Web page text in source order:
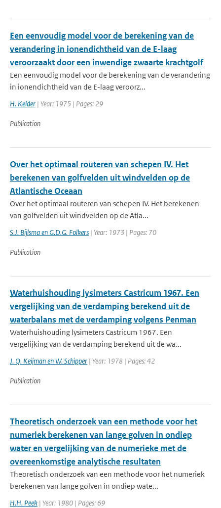
Een eenvoudig model voor de berekening van de
verandering in ionendichtheid van de E-laag
veroorzaakt door een inwendige zwaarte krachtgolf
Een eenvoudig model voor de berekening van de verandering
in ionendichtheid van de E-laag veroorz...
H. Kelder | Year: 1975 | Pages: 29
Publication
Over het optimaal routeren van schepen IV. Het
berekenen van golfvelden uit windvelden op de
Atlantische Oceaan
Over het optimaal routeren van schepen IV. Het berekenen
van golfvelden uit windvelden op de Atla...
S.J. Bijlsma en G.D.G. Folkers | Year: 1973 | Pages: 70
Publication
Waterhuishouding lysimeters Castricum 1967. Een
vergelijking van de verdamping berekend uit de
waterbalans met de verdamping volgens Penman
Waterhuishouding lysimeters Castricum 1967. Een
vergelijking van de verdamping berekend uit de wa...
J. Q. Keijman en W. Schipper | Year: 1978 | Pages: 42
Publication
Theoretisch onderzoek van een methode voor het
numeriek berekenen van lange golven in ondiep
water en vergelijking van de numerieke met de
overeenkomstige analytische resultaten
Theoretisch onderzoek van een methode voor het numeriek
berekenen van lange golven in ondiep wate...
H.H. Peek | Year: 1980 | Pages: 69